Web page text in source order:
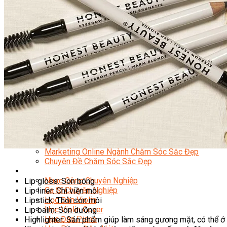
Chuyên Viên Trang Điểm
Trang Điểm Cô Dâu
Phun Xăm Thẩm Mỹ
Kỹ Thuật Tạo Sợi Hairstroke
Barber Chuyên Nghiệp
Kỹ Thuật Chải Bới Tóc Chuyên Nghiệp
Quản Lý Hair Salon Chuyên Nghiệp
Nối Mi Chuyên Nghiệp
Quản Lý Nail Salon Chuyên Nghiệp
Kỹ Thuật Nhuộm – Uốn – Duỗi
Nail Salon Định Cư
Kinh Doanh Nail Box
Train The Trainer – Chuyên Ngành Nail
Chăm Sóc Mẹ Và Bé
Gội Đầu Dưỡng Sinh Và Massage Thư Giãn
Marketing Online Ngành Chăm Sóc Sắc Đẹp
Chuyên Đề Chăm Sóc Sắc Đẹp
Nhạc Công Chuyên Nghiệp
Ca Sĩ Chuyên Nghiệp
Học Đàn Violin
Học Violin Cover
Học Đàn Piano
Lip gloss: Son bóng
Lip liner: Chì viền môi
Lipstick: Thỏi son môi
Lip balm: Son dưỡng
Highlighter: Sản phẩm giúp làm sáng gương mặt, có thể